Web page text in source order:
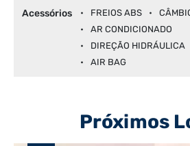
Acessórios FREIOS ABS
AR CONDICIONADO
DIREÇÃO HIDRÁULICA
AIR BAG
Próximos